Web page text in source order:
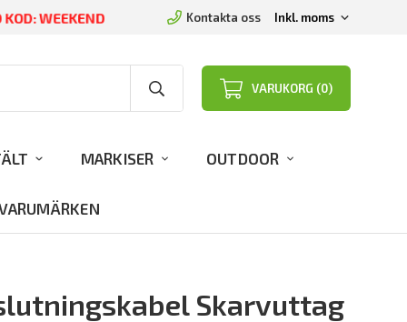
WEEKEND Kontakta oss
VARUKORG (0)
MARKISER OUTDOOR
Skarvuttag